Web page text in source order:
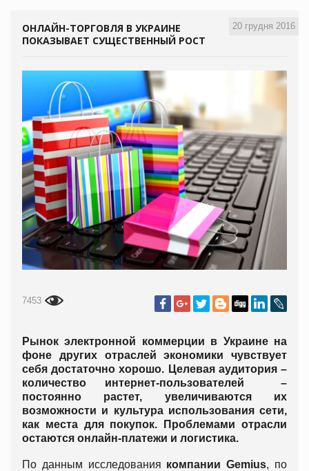
20 грудня 2016
ОНЛАЙН-ТОРГОВЛЯ В УКРАИНЕ
ПОКАЗЫВАЕТ СУЩЕСТВЕННЫЙ РОСТ
7453
Рынок электронной коммерции в Украине на
фоне других отраслей экономики чувствует
себя достаточно хорошо. Целевая аудитория –
количество интернет-пользователей –
постоянно растет, увеличиваются их
возможности и культура использования сети,
как места для покупок. Проблемами отрасли
остаются онлайн-платежи и логистика.
По данным исследования компании Gemius, по